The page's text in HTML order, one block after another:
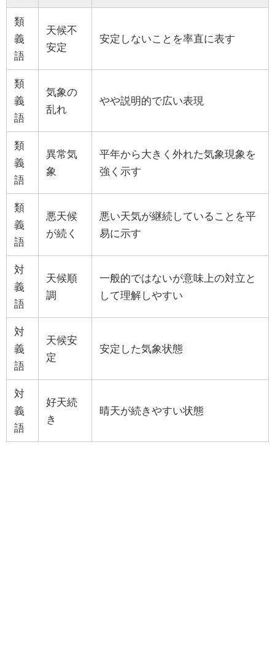
類
義
語
天候不
安定
安定しないことを率直に表す
類
義
語
気象の
乱れ
やや説明的で広い表現
類
義
語
異常気
象
平年から大きく外れた気象現象を
強く示す
類
義
語
悪天候
が続く
悪い天気が継続していることを平
易に示す
対
義
語
天候順
調
一般的ではないが意味上の対立と
して理解しやすい
対
義
語
天候安
定
安定した気象状態
対
義
語
好天続
き
晴天が続きやすい状態